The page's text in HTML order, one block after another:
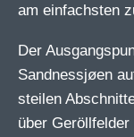
am einfachsten
Der
Sandnessjøen
steilen
über